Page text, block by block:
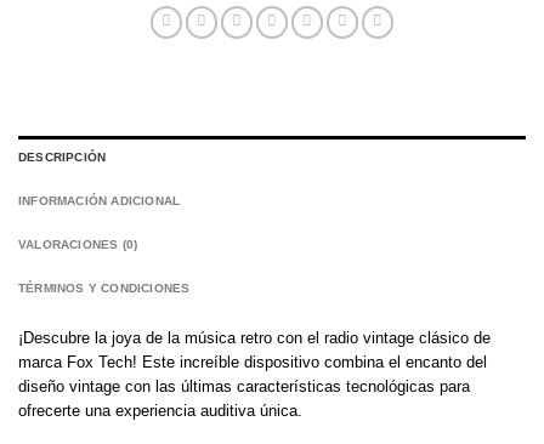
DESCRIPCIÓN
INFORMACIÓN ADICIONAL
VALORACIONES (0)
TÉRMINOS Y CONDICIONES
¡Descubre la joya de la música retro con el radio vintage clásico de
marca Fox Tech! Este increíble dispositivo combina el encanto del
diseño vintage con las últimas características tecnológicas para
ofrecerte una experiencia auditiva única.